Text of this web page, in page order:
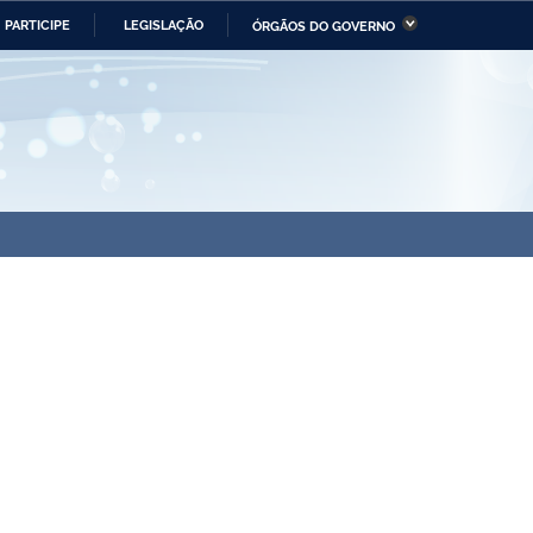
PARTICIPE LEGISLAÇÃO ÓRGÃOS DO GOVERNO
da Economia Ministério da Infraestrutura